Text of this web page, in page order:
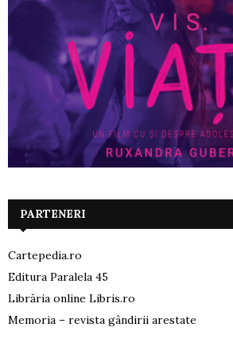
PARTENERI
Cartepedia.ro
Editura Paralela 45
Librăria online Libris.ro
Memoria – revista gândirii arestate